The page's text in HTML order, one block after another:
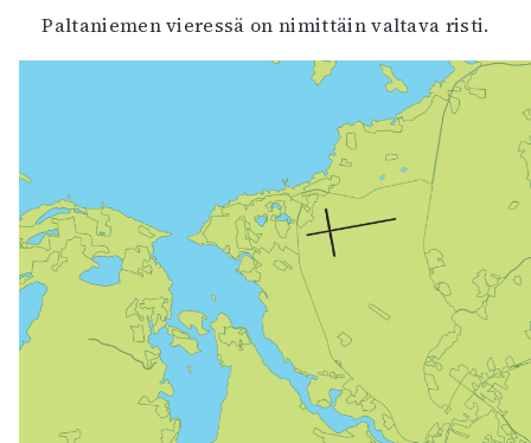
Paltaniemen vieressä on nimittäin valtava risti.